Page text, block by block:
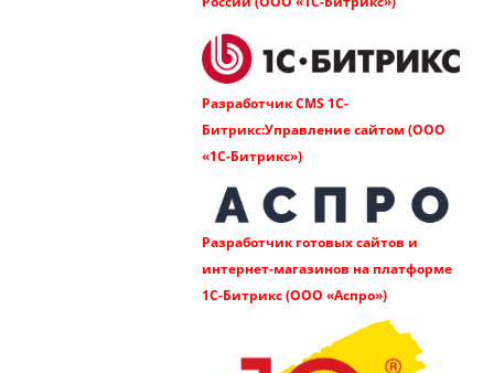
Разработчик CMS 1С-
Битрикс:Управление сайтом (ООО
«1С-Битрикс»)
Разработчик готовых сайтов и
интернет-магазинов на платформе
1С-Битрикс (ООО «Аспро»)